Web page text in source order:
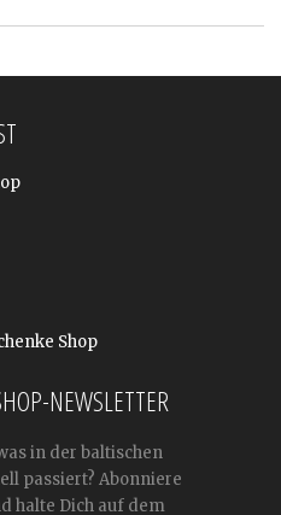
Shop
NEWSLETTER
in der baltischen
passiert? Abonniere
halte Dich auf dem